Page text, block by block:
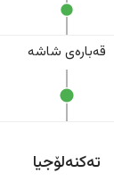
قەبارەی شاشە
تەکنەلۆجیا